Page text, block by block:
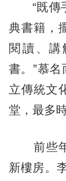
“既傳手
典書籍，
閱讀、
書。”慕
立傳統文
堂，最多
前些年
新樓房。